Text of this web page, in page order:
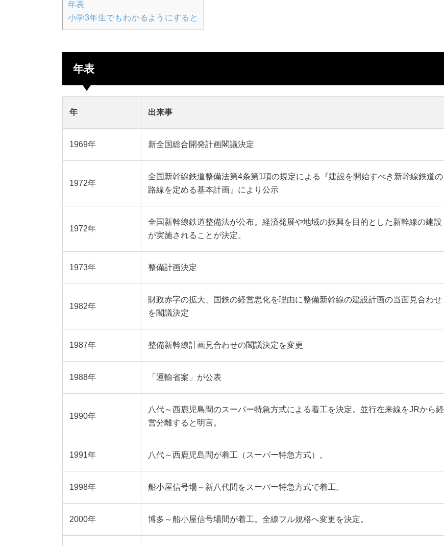
年表
小学3年生でもわかるようにすると
年表
年 出来事
1969年 新全国総合開発計画閣議決定
1972年
全国新幹線鉄道整備法第4条第1項の規定による『建設を開始すべき新幹線鉄道の
路線を定める基本計画』により公示
1972年
全国新幹線鉄道整備法が公布。経済発展や地域の振興を目的とした新幹線の建設
が実施されることが決定。
1973年 整備計画決定
1982年
財政赤字の拡大、国鉄の経営悪化を理由に整備新幹線の建設計画の当面見合わせ
を閣議決定
1987年 整備新幹線計画見合わせの閣議決定を変更
1988年 「運輸省案」が公表
1990年
八代～西鹿児島間のスーパー特急方式による着工を決定。並行在来線をJRから経
営分離すると明言。
1991年 八代～西鹿児島間が着工（スーパー特急方式）。
1998年 船小屋信号場～新八代間をスーパー特急方式で着工。
2000年 博多～船小屋信号場間が着工。全線フル規格へ変更を決定。